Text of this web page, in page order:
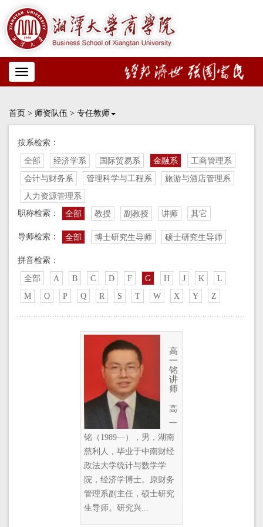
Toggle
navigation
首页 > 师资队伍 > 专任教师
按系检索：
全部 经济学系 国际贸易系 金融系
工商管理系
会计与财务系
管理科学与工程系
旅游与酒店管理系
人力资源管理系
职称检索：
全部 教授 副教授 讲师 其它
导师检索： 全部 博士研究生导师 硕士研究生导师
拼音检索：
全部 A B C D F G H J K
L
M
O P Q R S T W X Y Z
高
一
铭
讲
师
高
一
铭（1989—），男，湖南
慈利人，毕业于中南财经
政法大学统计与数学学
院，经济学博士。原财务
管理系副主任，硕士研究
生导师。研究兴...